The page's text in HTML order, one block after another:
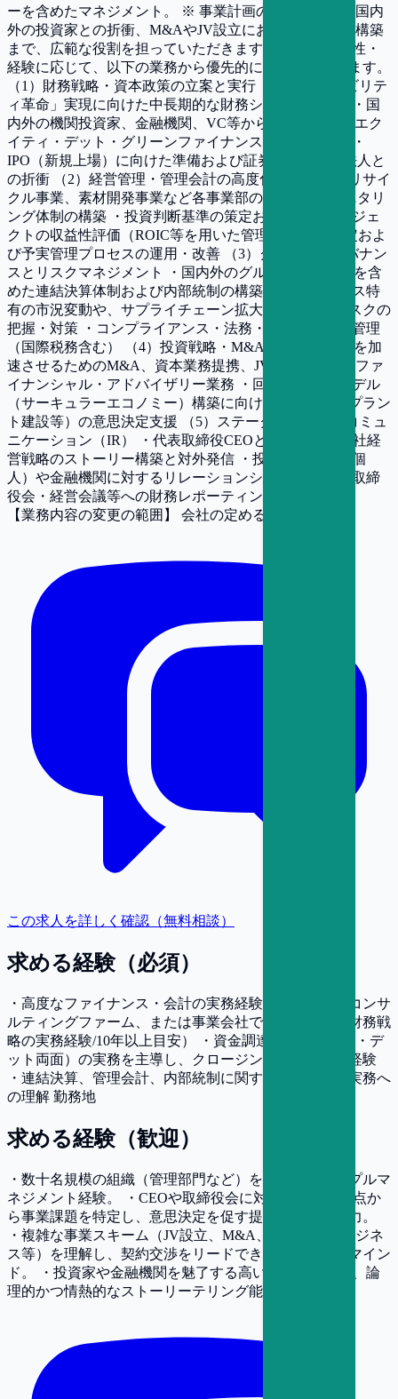
ーを含めたマネジメント。 ※ 事業計画の精緻化から、国内
外の投資家との折衝、M&AやJV設立におけるスキーム構築
まで、広範な役割を担っていただきます。 ご本人の適性・
経験に応じて、以下の業務から優先的に着手いただきます。
（1）財務戦略・資本政策の立案と実行 ・「サステナビリテ
ィ革命」実現に向けた中長期的な財務シナリオの策定 ・国
内外の機関投資家、金融機関、VC等からの資金調達（エク
イティ・デット・グリーンファイナンス等）のリード ・
IPO（新規上場）に向けた準備および証券会社・監査法人と
の折衝 （2）経営管理・管理会計の高度化 ・カーボンリサイ
クル事業、素材開発事業など各事業部のKPI設計とモニタリ
ング体制の構築 ・投資判断基準の策定および、各プロジェ
クトの収益性評価（ROIC等を用いた管理） ・予算策定およ
び予実管理プロセスの運用・改善 （3）グローバルガバナン
スとリスクマネジメント ・国内外のグループ会社・JVを含
めた連結決算体制および内部統制の構築 ・素材ビジネス特
有の市況変動や、サプライチェーン拡大に伴う財務リスクの
把握・対策 ・コンプライアンス・法務・税務リスクの管理
（国際税務含む） （4）投資戦略・M&Aの推進 ・成長を加
速させるためのM&A、資本業務提携、JV設立におけるファ
イナンシャル・アドバイザリー業務 ・回収・再利用モデル
（サーキュラーエコノミー）構築に向けた資産投資（プラン
ト建設等）の意思決定支援 （5）ステークホルダー・コミュ
ニケーション（IR） ・代表取締役CEOと連携した、全社経
営戦略のストーリー構築と対外発信 ・投資家（機関・個
人）や金融機関に対するリレーションシップの構築 ・取締
役会・経営会議等への財務レポーティングと提言
【業務内容の変更の範囲】
会社の定める業務
この求人を詳しく確認（無料相談）
求める経験（必須）
・高度なファイナンス・会計の実務経験（投資銀行、コンサ
ルティングファーム、または事業会社での経営企画・財務戦
略の実務経験/10年以上目安） ・資金調達（エクイティ・デ
ット両面）の実務を主導し、クロージングまで導いた経験
・連結決算、管理会計、内部統制に関する深い知識と実務へ
の理解 勤務地
求める経験（歓迎）
・数十名規模の組織（管理部門など）を統括したピープルマ
ネジメント経験。 ・CEOや取締役会に対し、財務的視点か
ら事業課題を特定し、意思決定を促す提言ができる能力。
・複雑な事業スキーム（JV設立、M&A、ライセンスビジネ
ス等）を理解し、契約交渉をリードできるリーガル・マイン
ド。 ・投資家や金融機関を魅了する高いプレゼンスと、論
理的かつ情熱的なストーリーテリング能力。